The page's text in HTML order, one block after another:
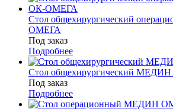
Стол общехирургический
ОМЕГА
Под заказ
Подробнее
Стол общехирургический
Под заказ
Подробнее